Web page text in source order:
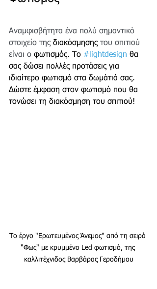
Αναμφισβήτητα ένα πολύ σημαντικό
στοιχείο της διακόσμησης του σπιτιού
είναι ο φωτισμός. Το #lightdesign θα
σας δώσει πολλές προτάσεις για
ιδιαίτερο φωτισμό στα δωμάτιά σας.
Δώστε έμφαση στον φωτισμό που θα
τονώσει τη διακόσμηση του σπιτιού!
Το έργο "Ερωτευμένος Άνεμος" από τη σειρά
"Φως" με κρυμμένο Led φωτισμό, της
καλλιτέχνιδος Βαρβάρας Γεροδήμου